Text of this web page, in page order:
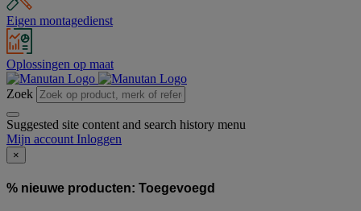
Eigen montagedienst
Oplossingen op maat
Zoek
Suggested site content and search history menu
Mijn account Inloggen
×
% nieuwe producten: Toegevoegd